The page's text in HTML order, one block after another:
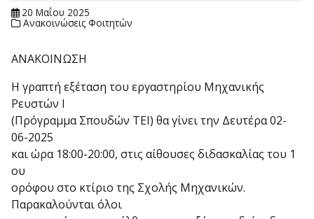
20 Μαΐου 2025
Ανακοινώσεις Φοιτητών
ΑΝΑΚΟΙΝΩΣΗ
Η γραπτή εξέταση του εργαστηρίου Μηχανικής
Ρευστών Ι
(Πρόγραμμα Σπουδών ΤΕΙ) θα γίνει την Δευτέρα 02-
06-2025
και ώρα 18:00-20:00, στις αίθουσες διδασκαλίας του 1
ου
ορόφου στο κτίριο της Σχολής Μηχανικών.
Παρακαλούνται όλοι